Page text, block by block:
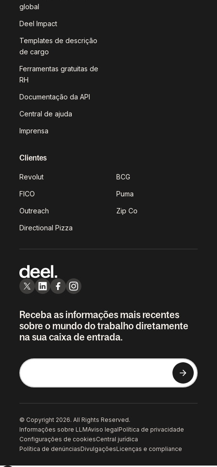
global
Deel Impact
Templates de descrição
de cargo
Ferramentas gratuitas de
RH
Documentação da API
Central de ajuda
Imprensa
Clientes
Revolut BCG
FICO Puma
Outreach Zip Co
Directional Pizza
Receba as informações mais recentes
sobre o mundo do trabalho diretamente
na sua caixa de entrada.
© Copyright 2026. All Rights Reserved.
Informações sobre LLMAviso legalPolítica de privacidade
Configurações de cookiesCentral jurídica
Política de denúnciasDivulgaçõesLicenças e compliance